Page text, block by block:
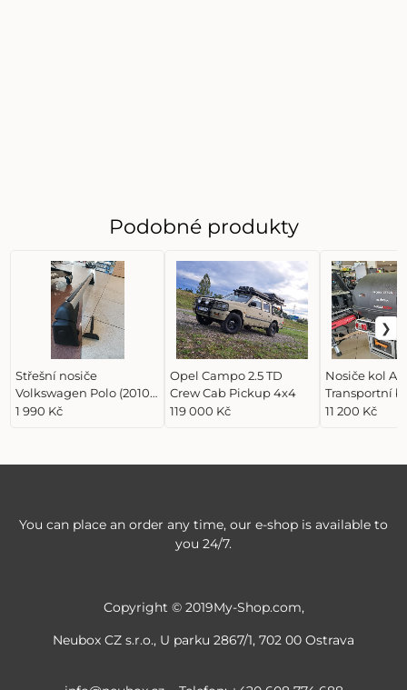
Podobné produkty
Střešní nosiče
Volkswagen Polo (2010-
2015) 5dv ORIGINAL
1 990 Kč
Opel Campo 2.5 TD
Crew Cab Pickup 4x4
119 000 Kč
Nosiče kol
Transportní
(Prodáno)
11 200 Kč
You can place an order any time, our e-shop is available to
you 24/7.
Copyright © 2019My-Shop.com,
Neubox CZ s.r.o., U parku 2867/1, 702 00 Ostrava